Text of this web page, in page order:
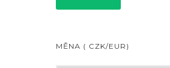
MĚNA ( CZK/EUR)